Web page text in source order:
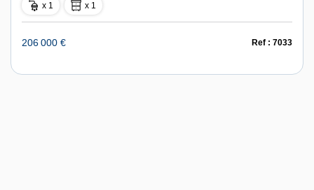
x 1 x 1
206 000 € Ref : 7033